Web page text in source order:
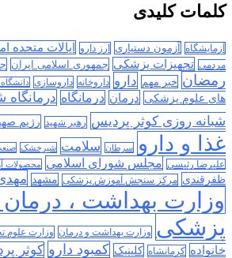
کلمات کلیدی
آزمایشگاه آزمون دستیاری ارز دارو ایالات متحده
مردمی تجهیزات پزشکی جمهوری اسلامی ایران
رمضان خبر مهم دارو داروخانه داروسازی
های علوم پزشکی درمان درمانگاه درمانگاه
شبانه روزی کوثر پردیس رهبر شهید رژیم
غذا و دارو
سرطان سلامت شیرخشک
علیرضا رئیسی مجلس شورای اسلامی محصولات
ظفرقندی مرکز سنجش آموزش پزشکی مشهد
وزارت بهداشت ،
پزشکی وزارت بهداشت و درمان وزارت علوم
خانواده کرمانشاه کلینیک کمبود دارو کوثر